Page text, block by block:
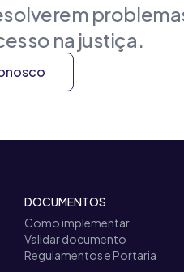
na justiça.
DOCUMENTOS
Como implementar
Validar documento
Regulamentos e Portaria